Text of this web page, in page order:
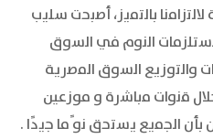
ﺑﺎﻟﺗﻣﯾز، أﺻﺑﺣت ﺳﻠﯾب
اﻟﻧوم ﻓﻲ اﻟﺳوق
واﻟﺗوزﯾﻊ اﻟﺳوق اﻟﻣﺻرﯾﺔ
ﻗﻧوات ﻣﺑﺎﺷرة و ﻣﻮزﻋﯿﻦ
اﻟﺟﻣﯾﻊ ﯾﺳﺗﺣق ﻧو ًﻣﺎ ﺟﯾدًا .